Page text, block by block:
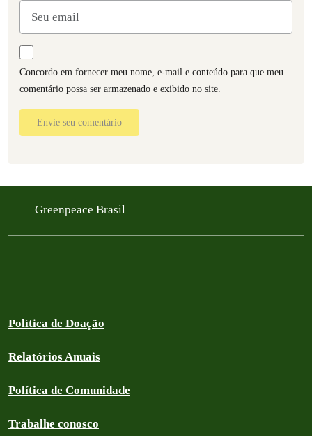
Concordo em fornecer meu nome, e-mail e conteúdo para que meu
comentário possa ser armazenado e exibido no site.
Envie seu comentário
Greenpeace Brasil
Política de Doação
Relatórios Anuais
Política de Comunidade
Trabalhe conosco